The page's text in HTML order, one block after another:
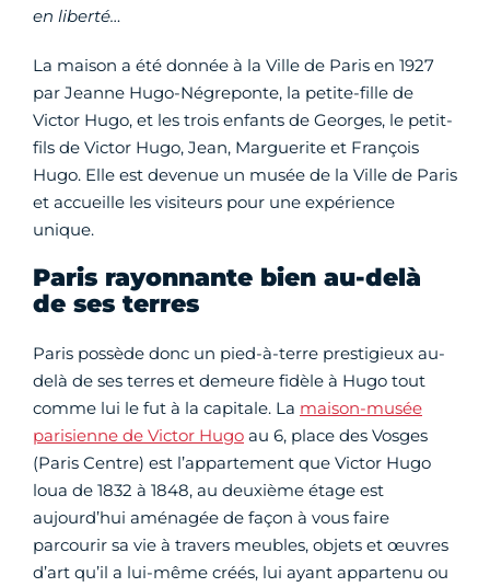
en liberté…
La maison a été donnée à la Ville de Paris en 1927
par Jeanne Hugo-Négreponte, la petite-fille de
Victor Hugo, et les trois enfants de Georges, le petit-
fils de Victor Hugo, Jean, Marguerite et François
Hugo. Elle est devenue un musée de la Ville de Paris
et accueille les visiteurs pour une expérience
unique.
Paris rayonnante bien au-delà
de ses terres
Paris possède donc un pied-à-terre prestigieux au-
delà de ses terres et demeure fidèle à Hugo tout
comme lui le fut à la capitale. La maison-musée
parisienne de Victor Hugo au 6, place des Vosges
(Paris Centre) est l’appartement que Victor Hugo
loua de 1832 à 1848, au deuxième étage est
aujourd’hui aménagée de façon à vous faire
parcourir sa vie à travers meubles, objets et œuvres
d’art qu’il a lui-même créés, lui ayant appartenu ou